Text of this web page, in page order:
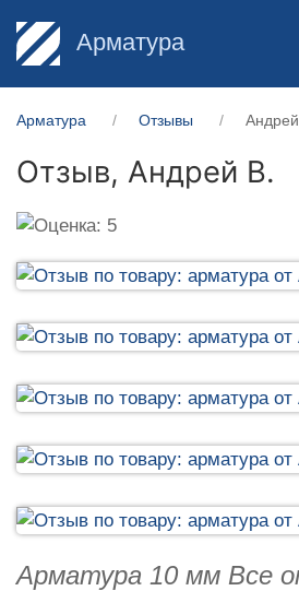
Арматура
Арматура Отзывы
Отзыв, Андрей В.
Арматура 10 мм Все